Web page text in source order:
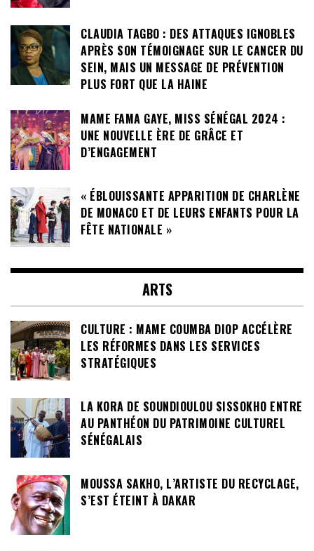
CLAUDIA TAGBO : DES ATTAQUES IGNOBLES
APRÈS SON TÉMOIGNAGE SUR LE CANCER DU
SEIN, MAIS UN MESSAGE DE PRÉVENTION
PLUS FORT QUE LA HAINE
MAME FAMA GAYE, MISS SÉNÉGAL 2024 :
UNE NOUVELLE ÈRE DE GRÂCE ET
D’ENGAGEMENT
« ÉBLOUISSANTE APPARITION DE CHARLÈNE
DE MONACO ET DE LEURS ENFANTS POUR LA
FÊTE NATIONALE »
ARTS
CULTURE : MAME COUMBA DIOP ACCÉLÈRE
LES RÉFORMES DANS LES SERVICES
STRATÉGIQUES
LA KORA DE SOUNDIOULOU SISSOKHO ENTRE
AU PANTHÉON DU PATRIMOINE CULTUREL
SÉNÉGALAIS
MOUSSA SAKHO, L’ARTISTE DU RECYCLAGE,
S’EST ÉTEINT À DAKAR